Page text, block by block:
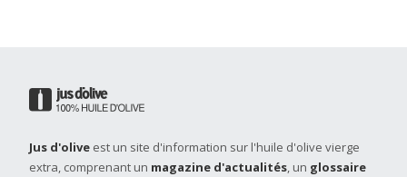
Jus d'olive est un site d'information sur l'huile d'olive vierge
extra, comprenant un magazine d'actualités, un glossaire